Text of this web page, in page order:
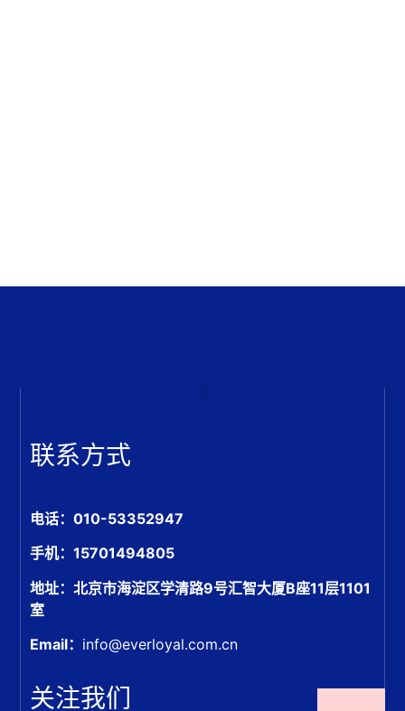
联系方式
电话：010-53352947
手机：15701494805
地址：北京市海淀区学清路9号汇智大厦B座11层1101
室
Email： info@everloyal.com.cn
关注我们